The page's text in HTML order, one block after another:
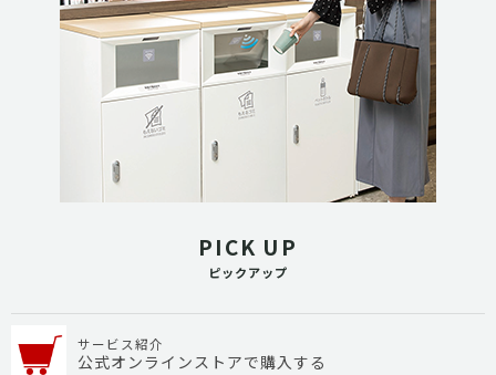
PICK UP
ピックアップ
サービス紹介
公式オンラインストアで購入する